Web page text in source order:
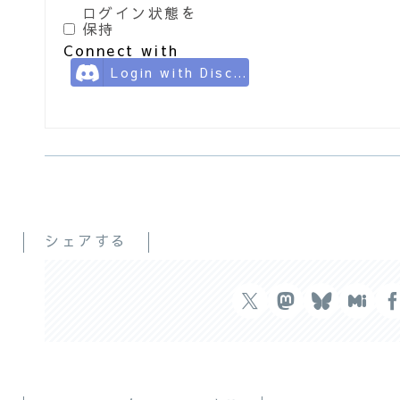
ログイン状態を
保持
Connect with
Login with Discord
シェアする